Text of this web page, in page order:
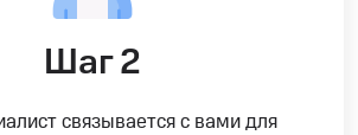
Шаг 2
связывается с вами для